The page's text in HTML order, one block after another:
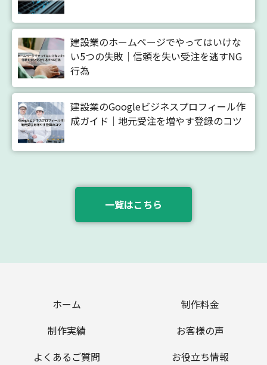
建設業のホームページでやってはいけな
い5つの失敗｜信頼を失い受注を逃すNG
行為
建設業のGoogleビジネスプロフィール作
成ガイド｜地元受注を増やす登録のコツ
一覧はこちら
ホーム
制作料金
制作実績
お客様の声
よくあるご質問
お役立ち情報